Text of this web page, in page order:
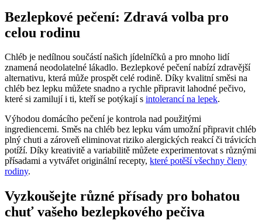
Bezlepkové pečení: Zdravá volba pro
celou rodinu
Chléb je nedílnou součástí našich jídelníčků a pro mnoho lidí
znamená neodolatelné lákadlo. Bezlepkové pečení nabízí zdravější
alternativu, která může prospět celé rodině. Díky kvalitní směsi na
chléb bez lepku můžete snadno a rychle připravit lahodné pečivo,
které si zamilují i ti, kteří se potýkají s intolerancí na lepek.
Výhodou domácího pečení je kontrola nad použitými
ingrediencemi. Směs na chléb bez lepku vám umožní připravit chléb
plný chuti a zároveň eliminovat riziko alergických reakcí či trávicích
potíží. Díky kreativitě a variabilitě můžete experimentovat s různými
přísadami a vytvářet originální recepty, které potěší všechny členy
rodiny.
Vyzkoušejte různé přísady pro bohatou
chuť vašeho bezlepkového pečiva